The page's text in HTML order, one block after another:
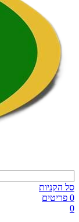
סל הקניות
0 פריטים
0